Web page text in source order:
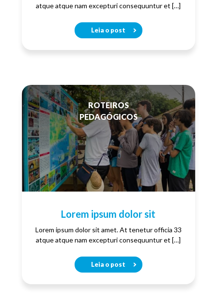
atque atque nam excepturi consequuntur et […]
Leia o post
ROTEIROS
PEDAGÓGICOS
Lorem ipsum dolor sit
Lorem ipsum dolor sit amet. At tenetur officia 33
atque atque nam excepturi consequuntur et […]
Leia o post